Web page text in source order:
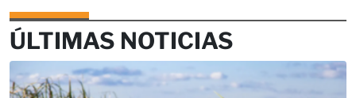
ÚLTIMAS NOTICIAS